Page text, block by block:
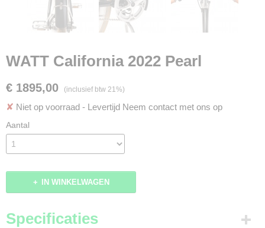
WATT California 2022 Pearl
€ 1895,00 (inclusief btw 21%)
✘ Niet op voorraad - Levertijd Neem contact met ons op
Aantal
IN WINKELWAGEN
Specificaties